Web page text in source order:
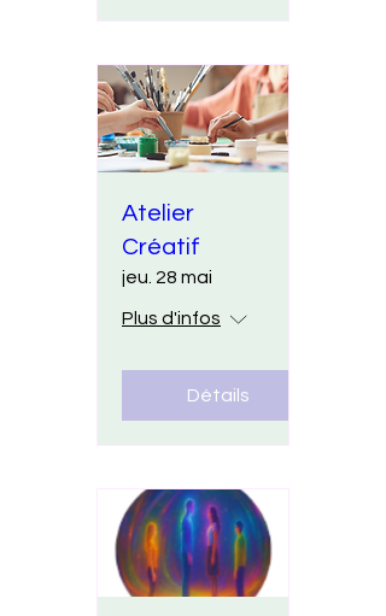
Atelier
Créatif
jeu. 28 mai
Plus d'infos
Détails